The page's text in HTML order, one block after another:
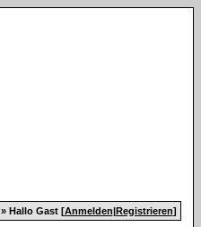
» Hallo Gast [Anmelden|Registrieren]